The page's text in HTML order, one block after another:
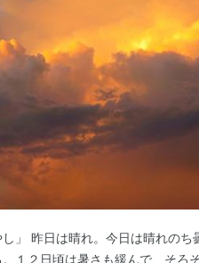
」 昨日は晴れ。今日は晴れのち
１２日頃は暑さも緩んで、そろ